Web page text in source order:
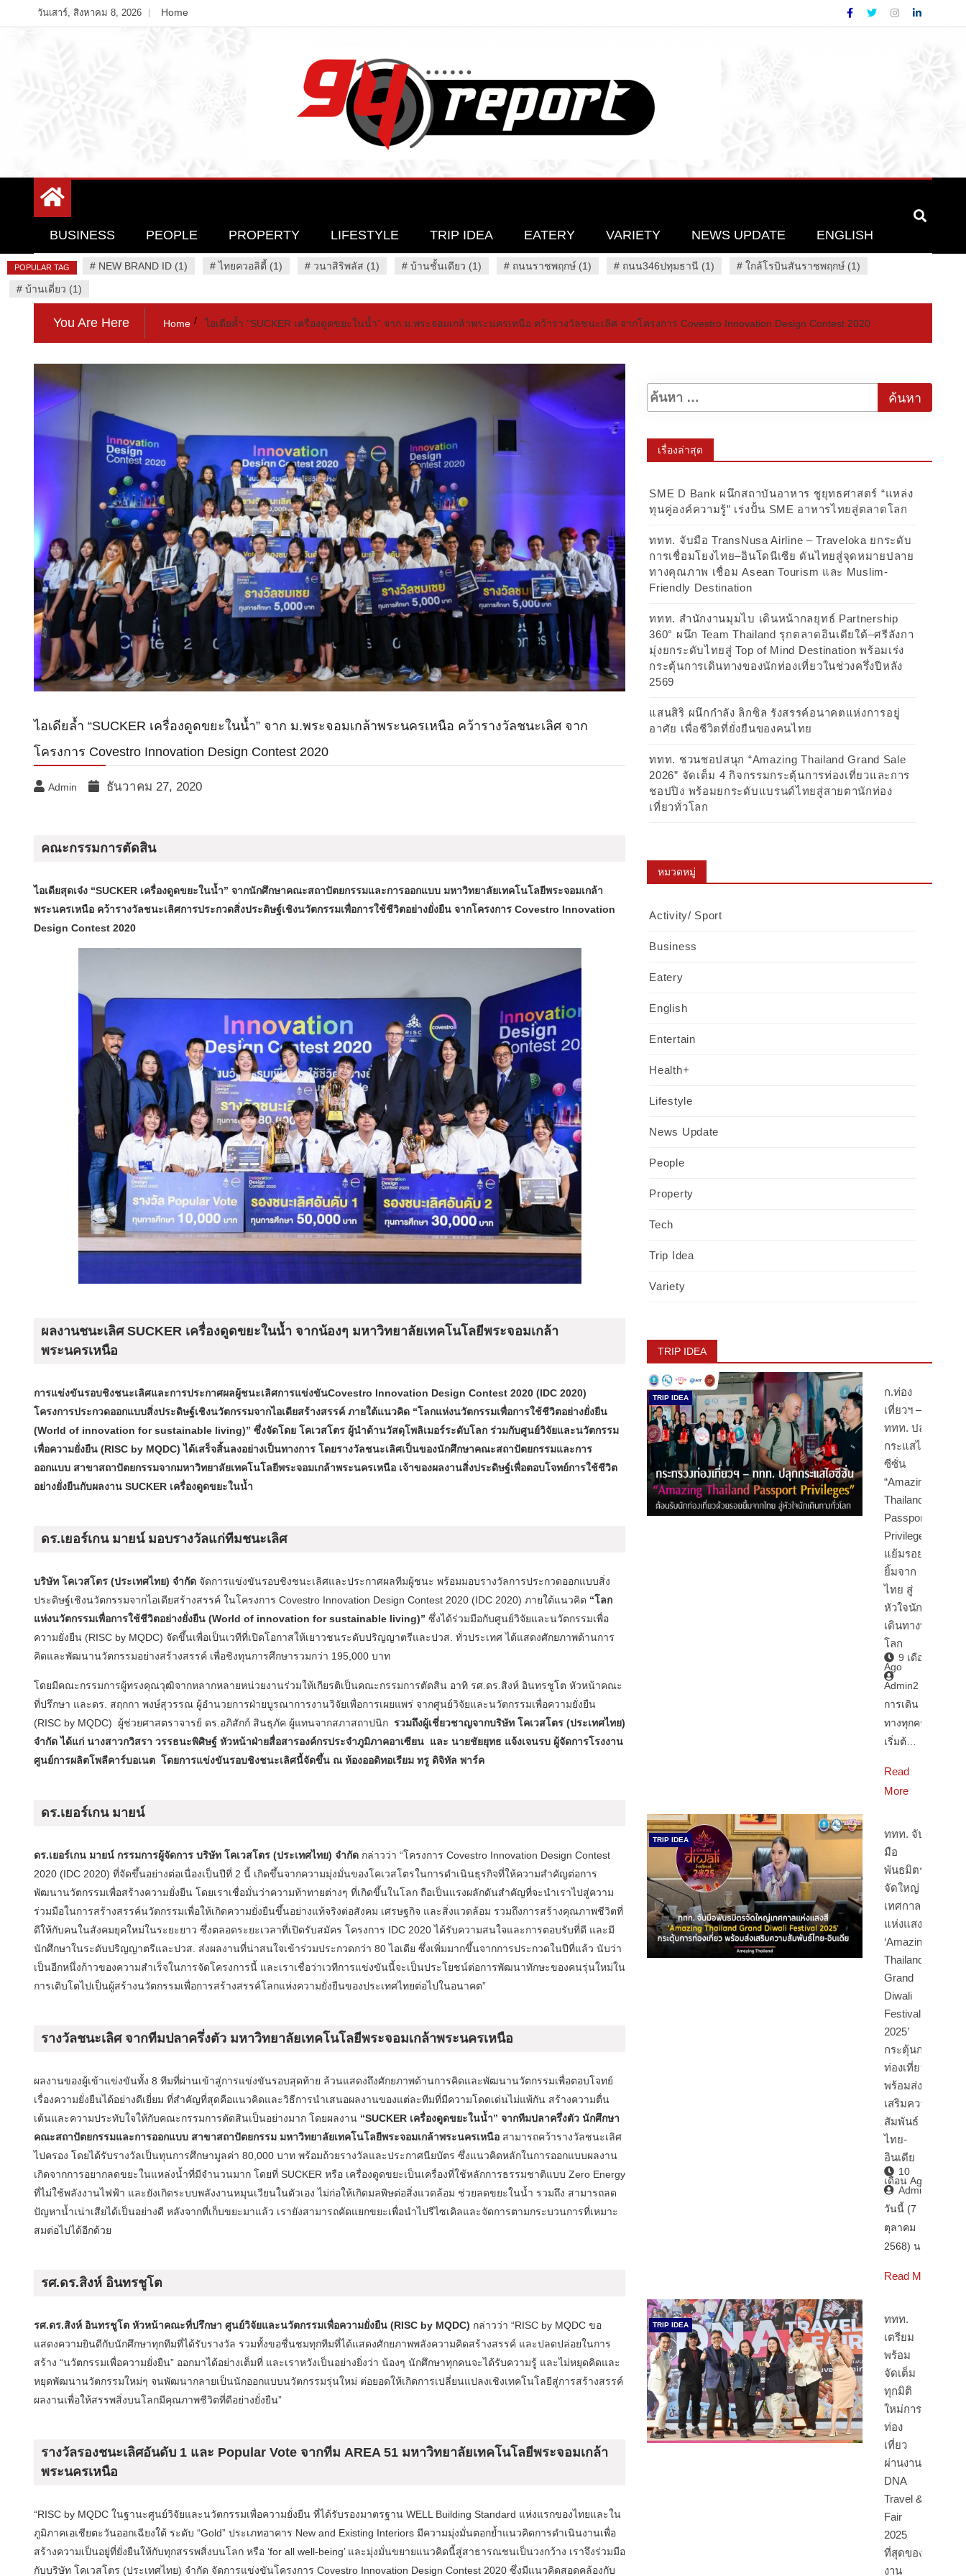
to
วันเสาร์, สิงหาคม 8, 2026 Home
94 Report.com
BUSINESS PEOPLE PROPERTY LIFESTYLE TRIP IDEA EATERY VARIETY NEWS UPDATE ENGLISH
POPULAR TAG # NEW BRAND ID (1) #ไทยควอลิตี้ (1) # วนาสิริพลัส (1) # บ้านชั้นเดียว (1) # ถนนราชพฤกษ์ (1) # ถนน346ปทุมธานี (1) # ใกล้โรบินสันราชพฤกษ์ (1)
# บ้านเดี่ยว (1)
You Are Here Home ไอเดียล้ำ “SUCKER เครื่องดูดขยะในน้ำ” จาก ม.พระจอมเกล้าพระนครเหนือ คว้ารางวัลชนะเลิศ จากโครงการ Covestro Innovation Design Contest 2020
ไอเดียล้ำ “SUCKER เครื่องดูดขยะในน้ำ” จาก ม.พระจอมเกล้าพระนครเหนือ คว้ารางวัลชนะเลิศ จาก
โครงการ Covestro Innovation Design Contest 2020
Admin ธันวาคม 27, 2020
คณะกรรมการตัดสิน
ไอเดียสุดเจ๋ง “SUCKER เครื่องดูดขยะในน้ำ” จากนักศึกษาคณะสถาปัตยกรรมและการออกแบบ มหาวิทยาลัยเทคโนโลยีพระจอมเกล้า
พระนครเหนือ คว้ารางวัลชนะเลิศการประกวดสิ่งประดิษฐ์เชิงนวัตกรรมเพื่อการใช้ชีวิตอย่างยั่งยืน จากโครงการ Covestro Innovation
Design Contest 2020
ผลงานชนะเลิศ SUCKER เครื่องดูดขยะในน้ำ จากน้องๆ มหาวิทยาลัยเทคโนโลยีพระจอมเกล้า
พระนครเหนือ
การแข่งขันรอบชิงชนะเลิศและการประกาศผลผู้ชนะเลิศการแข่งขันCovestro Innovation Design Contest 2020 (IDC 2020)
โครงการประกวดออกแบบสิ่งประดิษฐ์เชิงนวัตกรรมจากไอเดียสร้างสรรค์ ภายใต้แนวคิด “โลกแห่งนวัตกรรมเพื่อการใช้ชีวิตอย่างยั่งยืน
(World of innovation for sustainable living)” ซึ่งจัดโดย โคเวสโตร ผู้นำด้านวัสดุโพลิเมอร์ระดับโลก ร่วมกับศูนย์วิจัยและนวัตกรรม
เพื่อความยั่งยืน (RISC by MQDC) ได้เสร็จสิ้นลงอย่างเป็นทางการ โดยรางวัลชนะเลิศเป็นของนักศึกษาคณะสถาปัตยกรรมและการ
ออกแบบ สาขาสถาปัตยกรรมจากมหาวิทยาลัยเทคโนโลยีพระจอมเกล้าพระนครเหนือ เจ้าของผลงานสิ่งประดิษฐ์เพื่อตอบโจทย์การใช้ชีวิต
อย่างยั่งยืนกับผลงาน SUCKER เครื่องดูดขยะในน้ำ
ดร.เยอร์เกน มายน์ มอบรางวัลแก่ทีมชนะเลิศ
บริษัท โคเวสโตร (ประเทศไทย) จำกัด จัดการแข่งขันรอบชิงชนะเลิศและประกาศผลทีมผู้ชนะ พร้อมมอบรางวัลการประกวดออกแบบสิ่ง
ประดิษฐ์เชิงนวัตกรรมจากไอเดียสร้างสรรค์ ในโครงการ Covestro Innovation Design Contest 2020 (IDC 2020) ภายใต้แนวคิด “โลก
แห่งนวัตกรรมเพื่อการใช้ชีวิตอย่างยั่งยืน (World of innovation for sustainable living)” ซึ่งได้ร่วมมือกับศูนย์วิจัยและนวัตกรรมเพื่อ
ความยั่งยืน (RISC by MQDC) จัดขึ้นเพื่อเป็นเวทีที่เปิดโอกาสให้เยาวชนระดับปริญญาตรีและปวส. ทั่วประเทศ ได้แสดงศักยภาพด้านการ
คิดและพัฒนานวัตกรรมอย่างสร้างสรรค์ เพื่อชิงทุนการศึกษารวมกว่า 195,000 บาท
โดยมีคณะกรรมการผู้ทรงคุณวุฒิจากหลากหลายหน่วยงานร่วมให้เกียรติเป็นคณะกรรมการตัดสิน อาทิ รศ.ดร.สิงห์ อินทรชูโต หัวหน้าคณะ
ที่ปรึกษา และดร. สฤกกา พงษ์สุวรรณ ผู้อำนวยการฝ่ายบูรณาการงานวิจัยเพื่อการเผยแพร่ จากศูนย์วิจัยและนวัตกรรมเพื่อความยั่งยืน
(RISC by MQDC) ผู้ช่วยศาสตราจารย์ ดร.อภิสักก์ สินธุภัค ผู้แทนจากสภาสถาปนิก รวมถึงผู้เชี่ยวชาญจากบริษัท โคเวสโตร (ประเทศไทย)
จำกัด ได้แก่ นางสาวกวิสรา วรรธนะพิศิษฐ์ หัวหน้าฝ่ายสื่อสารองค์กรประจำภูมิภาคอาเซียน และ นายชัยยุทธ แจ้งเจนรบ ผู้จัดการโรงงาน
ศูนย์การผลิตโพลีคาร์บอเนต โดยการแข่งขันรอบชิงชนะเลิศนี้จัดขึ้น ณ ห้องออดิทอเรียม ทรู ดิจิทัล พาร์ค
ดร.เยอร์เกน มายน์
ดร.เยอร์เกน มายน์ กรรมการผู้จัดการ บริษัท โคเวสโตร (ประเทศไทย) จำกัด กล่าวว่า “โครงการ Covestro Innovation Design Contest
2020 (IDC 2020) ที่จัดขึ้นอย่างต่อเนื่องเป็นปีที่ 2 นี้ เกิดขึ้นจากความมุ่งมั่นของโคเวสโตรในการดำเนินธุรกิจที่ให้ความสำคัญต่อการ
พัฒนานวัตกรรมเพื่อสร้างความยั่งยืน โดยเราเชื่อมั่นว่าความท้าทายต่างๆ ที่เกิดขึ้นในโลก ถือเป็นแรงผลักดันสำคัญที่จะนำเราไปสู่ความ
ร่วมมือในการสร้างสรรค์นวัตกรรมเพื่อให้เกิดความยั่งยืนขึ้นอย่างแท้จริงต่อสังคม เศรษฐกิจ และสิ่งแวดล้อม รวมถึงการสร้างคุณภาพชีวิตที่
ดีให้กับคนในสังคมยุคใหม่ในระยะยาว ซึ่งตลอดระยะเวลาที่เปิดรับสมัคร โครงการ IDC 2020 ได้รับความสนใจและการตอบรับที่ดี และมี
นักศึกษาในระดับปริญญาตรีและปวส. ส่งผลงานที่น่าสนใจเข้าร่วมประกวดกว่า 80 ไอเดีย ซึ่งเพิ่มมากขึ้นจากการประกวดในปีที่แล้ว นับว่า
เป็นอีกหนึ่งก้าวของความสำเร็จในการจัดโครงการนี้ และเราเชื่อว่าเวทีการแข่งขันนี้จะเป็นประโยชน์ต่อการพัฒนาทักษะของคนรุ่นใหม่ใน
การเติบโตไปเป็นผู้สร้างนวัตกรรมเพื่อการสร้างสรรค์โลกแห่งความยั่งยืนของประเทศไทยต่อไปในอนาคต”
รางวัลชนะเลิศ จากทีมปลาครึ่งตัว มหาวิทยาลัยเทคโนโลยีพระจอมเกล้าพระนครเหนือ
ผลงานของผู้เข้าแข่งขันทั้ง 8 ทีมที่ผ่านเข้าสู่การแข่งขันรอบสุดท้าย ล้วนแสดงถึงศักยภาพด้านการคิดและพัฒนานวัตกรรมเพื่อตอบโจทย์
เรื่องความยั่งยืนได้อย่างดีเยี่ยม ที่สำคัญที่สุดคือแนวคิดและวิธีการนำเสนอผลงานของแต่ละทีมที่มีความโดดเด่นไม่แพ้กัน สร้างความตื่น
เต้นและความประทับใจให้กับคณะกรรมการตัดสินเป็นอย่างมาก โดยผลงาน “SUCKER เครื่องดูดขยะในน้ำ” จากทีมปลาครึ่งตัว นักศึกษา
คณะสถาปัตยกรรมและการออกแบบ สาขาสถาปัตยกรรม มหาวิทยาลัยเทคโนโลยีพระจอมเกล้าพระนครเหนือ สามารถคว้ารางวัลชนะเลิศ
ไปครอง โดยได้รับรางวัลเป็นทุนการศึกษามูลค่า 80,000 บาท พร้อมถ้วยรางวัลและประกาศนียบัตร ซึ่งแนวคิดหลักในการออกแบบผลงาน
เกิดจากการอยากลดขยะในแหล่งน้ำที่มีจำนวนมาก โดยที่ SUCKER หรือ เครื่องดูดขยะเป็นเครื่องที่ใช้หลักการธรรมชาติแบบ Zero Energy
ที่ไม่ใช้พลังงานไฟฟ้า และยังเกิดระบบพลังงานหมุนเวียนในตัวเอง ไม่ก่อให้เกิดมลพิษต่อสิ่งแวดล้อม ช่วยลดขยะในน้ำ รวมถึง สามารถลด
ปัญหาน้ำเน่าเสียได้เป็นอย่างดี หลังจากที่เก็บขยะมาแล้ว เรายังสามารถคัดแยกขยะเพื่อนำไปรีไซเคิลและจัดการตามกระบวนการที่เหมาะ
สมต่อไปได้อีกด้วย
รศ.ดร.สิงห์ อินทรชูโต
รศ.ดร.สิงห์ อินทรชูโต หัวหน้าคณะที่ปรึกษา ศูนย์วิจัยและนวัตกรรมเพื่อความยั่งยืน (RISC by MQDC) กล่าวว่า “RISC by MQDC ขอ
แสดงความยินดีกับนักศึกษาทุกทีมที่ได้รับรางวัล รวมทั้งขอชื่นชมทุกทีมที่ได้แสดงศักยภาพพลังความคิดสร้างสรรค์ และปลดปล่อยในการ
สร้าง “นวัตกรรมเพื่อความยั่งยืน” ออกมาได้อย่างเต็มที่ และเราหวังเป็นอย่างยิ่งว่า น้องๆ นักศึกษาทุกคนจะได้รับความรู้ และไม่หยุดคิดและ
หยุดพัฒนานวัตกรรมใหม่ๆ จนพัฒนากลายเป็นนักออกแบบนวัตกรรมรุ่นใหม่ ต่อยอดให้เกิดการเปลี่ยนแปลงเชิงเทคโนโลยีสู่การสร้างสรรค์
ผลงานเพื่อให้สรรพสิ่งบนโลกมีคุณภาพชีวิตที่ดีอย่างยั่งยืน”
รางวัลรองชนะเลิศอันดับ 1 และ Popular Vote จากทีม AREA 51 มหาวิทยาลัยเทคโนโลยีพระจอมเกล้า
พระนครเหนือ
“RISC by MQDC ในฐานะศูนย์วิจัยและนวัตกรรมเพื่อความยั่งยืน ที่ได้รับรองมาตรฐาน WELL Building Standard แห่งแรกของไทยและใน
ภูมิภาคเอเชียตะวันออกเฉียงใต้ ระดับ “Gold” ประเภทอาคาร New and Existing Interiors มีความมุ่งมั่นตอกย้ำแนวคิดการดำเนินงานเพื่อ
สร้างความเป็นอยู่ที่ยั่งยืนให้กับทุกสรรพสิ่งบนโลก หรือ ‘for all well-being’ และมุ่งมั่นขยายแนวคิดนี้สู่สาธารณชนเป็นวงกว้าง เราจึงร่วมมือ
กับบริษัท โคเวสโตร (ประเทศไทย) จำกัด จัดการแข่งขันโครงการ Covestro Innovation Design Contest 2020 ซึ่งมีแนวคิดสอดคล้องกับ
เรื่องล่าสุด
SME D Bank ผนึกสถาบันอาหาร ชูยุทธศาสตร์ “แหล่ง
ทุนคู่องค์ความรู้” เร่งปั้น SME อาหารไทยสู่ตลาดโลก
ททท. จับมือ TransNusa Airline – Traveloka ยกระดับ
การเชื่อมโยงไทย–อินโดนีเซีย ดันไทยสู่จุดหมายปลาย
ทางคุณภาพ เชื่อม Asean Tourism และ Muslim-
Friendly Destination
ททท. สำนักงานมุมไบ เดินหน้ากลยุทธ์ Partnership
360° ผนึก Team Thailand รุกตลาดอินเดียใต้–ศรีลังกา
มุ่งยกระดับไทยสู่ Top of Mind Destination พร้อมเร่ง
กระตุ้นการเดินทางของนักท่องเที่ยวในช่วงครึ่งปีหลัง
2569
แสนสิริ ผนึกกำลัง ลิกซิล รังสรรค์อนาคตแห่งการอยู่
อาศัย เพื่อชีวิตที่ยั่งยืนของคนไทย
ททท. ชวนชอปสนุก “Amazing Thailand Grand Sale
2026” จัดเต็ม 4 กิจกรรมกระตุ้นการท่องเที่ยวและการ
ชอปปิง พร้อมยกระดับแบรนด์ไทยสู่สายตานักท่อง
เที่ยวทั่วโลก
หมวดหมู่
Activity/ Sport
Business
Eatery
English
Entertain
Health+
Lifestyle
News Update
People
Property
Tech
Trip Idea
Variety
TRIP IDEA
TRIP IDEA
ก.ท่อง
เที่ยวฯ –
ททท. ปลุก
กระแสไฮ
ซีซั่น
“Amazing
Thailand
Passport
Privileges”
แย้มรอย
ยิ้มจาก
ไทย สู่
หัวใจนัก
เดินทางทั่ว
โลก
9 เดือน
Ago
Admin2
การเดิน
ทางทุกครั้ง
เริ่มต้…
Read
More
TRIP IDEA
ททท. จับ
มือ
พันธมิตร
จัดใหญ่
เทศกาล
แห่งแสงสี
‘Amazing
Thailand
Grand
Diwali
Festival
2025’
กระตุ้นการ
ท่องเที่ยว
พร้อมส่ง
เสริมความ
สัมพันธ์
ไทย-
อินเดีย
10
เดือน Ago
Admin2
วันนี้ (7
ตุลาคม
2568) นา…
Read More
TRIP IDEA
ททท.
เตรียม
พร้อม
จัดเต็ม
ทุกมิติ
ใหม่การ
ท่อง
เที่ยว
ผ่านงาน
DNA
Travel &
Fair
2025
ที่สุดของ
งาน